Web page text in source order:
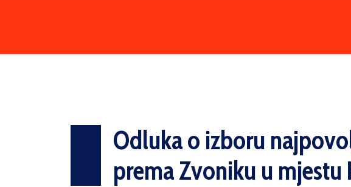
Odluka o izboru
prema Zvoniku u mjestu